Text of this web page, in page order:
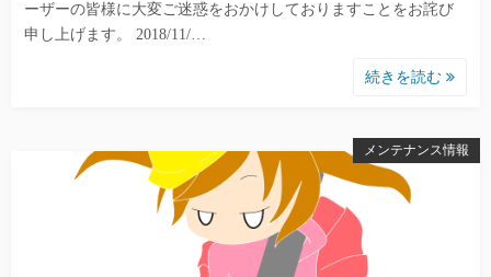
ーザーの皆様に大変ご迷惑をおかけしておりますことをお詫び
申し上げます。 2018/11/…
続きを読む
メンテナンス情報